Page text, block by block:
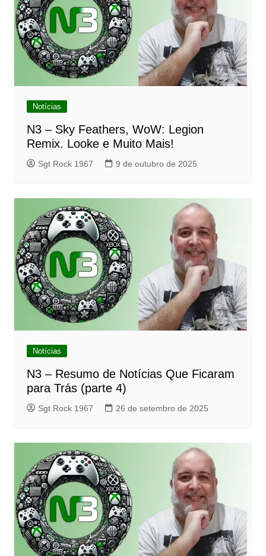
Notícias
N3 – Sky Feathers, WoW: Legion
Remix. Looke e Muito Mais!
Sgt Rock 1967 9 de outubro de 2025
Notícias
N3 – Resumo de Notícias Que Ficaram
para Trás (parte 4)
Sgt Rock 1967 26 de setembro de 2025